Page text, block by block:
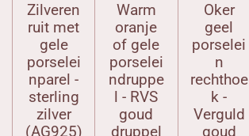
Zilveren
ruit met
gele
porselei
nparel -
sterling
zilver
(AG925)
Warm
oranje
of gele
porselei
ndruppe
l - RVS
goud
druppel
Oker
geel
porselei
n
rechthoe
k -
Verguld
goud